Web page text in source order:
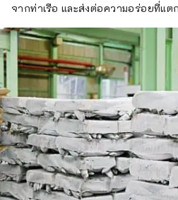
จากท่าเรือ และส่งต่อความอร่อยที่แ